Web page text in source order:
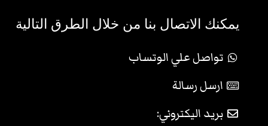
يمكنك الاتصال بنا من خلال الطرق التالية
تواصل علي الوتساب
ارسل رسالة
بريد اليكتروني: